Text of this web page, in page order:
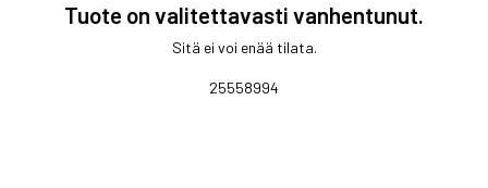
Tuote on valitettavasti vanhentunut.
Sitä ei voi enää tilata.
25558994